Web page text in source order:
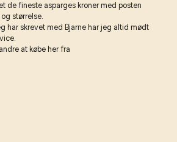
de fineste asparges kroner med posten
størrelse.
har skrevet med Bjarne har jeg altid mødt
at købe her fra